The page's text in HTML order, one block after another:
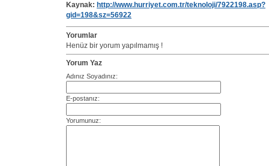
Kaynak: http://www.hurriyet.com.tr/teknoloji/7922198.asp?
gid=198&sz=56922
Yorumlar
Henüz bir yorum yapılmamış !
Yorum Yaz
Adınız Soyadınız:
E-postanız:
Yorumunuz: